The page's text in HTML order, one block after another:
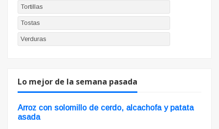
Tortillas
Tostas
Verduras
Lo mejor de la semana pasada
Arroz con solomillo de cerdo, alcachofa y patata
asada